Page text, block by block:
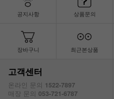
공지사항 상품문의
장바구니 최근본상품
고객센터
온라인 문의 1522-7897
매장 문의 053-721-6787